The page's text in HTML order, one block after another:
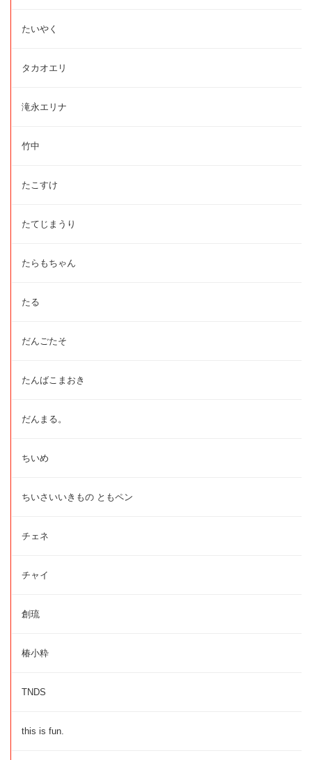
たいやく
タカオエリ
滝永エリナ
竹中
たこすけ
たてじまうり
たらもちゃん
たる
だんごたそ
たんばこまおき
だんまる。
ちいめ
ちいさいいきもの ともペン
チェネ
チャイ
創琉
椿小粋
TNDS
this is fun.